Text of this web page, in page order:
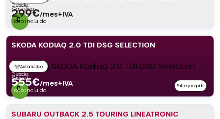
Gasolina
Desde:
299€/mes+IVA
Todo incluido
SKODA KODIAQ 2.0 TDI DSG SELECTION
Automático
Diésel
Desde:
555€/mes+IVA
Todo incluido
Entrega rápida
SUBARU OUTBACK 2.5 TOURING LINEATRONIC